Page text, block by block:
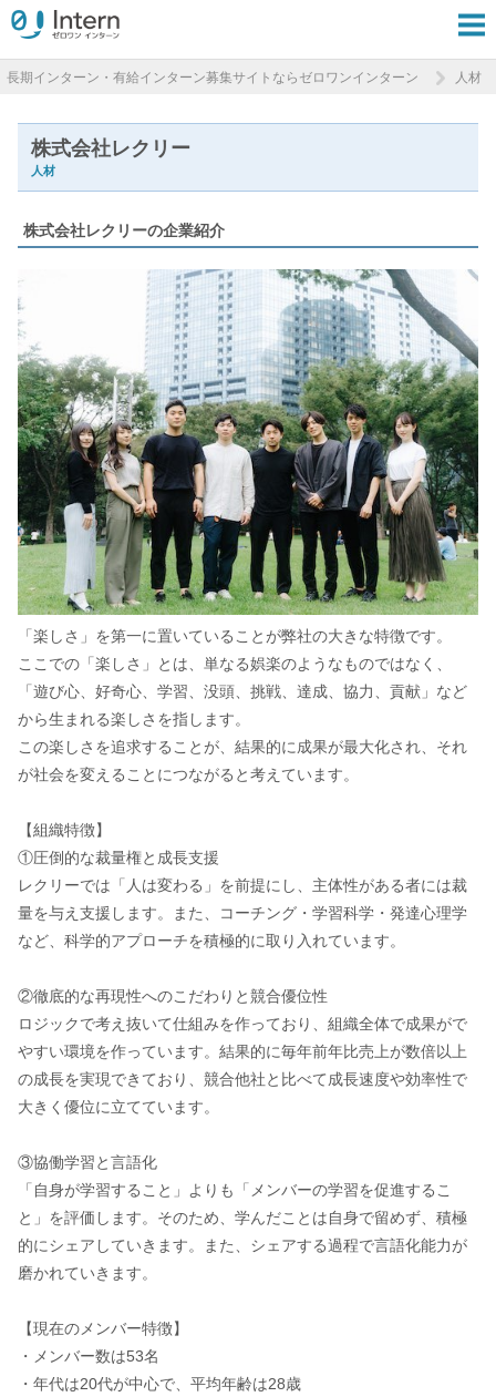
長期インターン・有給インターン募集サイトならゼロワンインターン 人材
株式会社レクリー
人材
株式会社レクリーの企業紹介
「楽しさ」を第一に置いていることが弊社の大きな特徴です。
ここでの「楽しさ」とは、単なる娯楽のようなものではなく、
「遊び心、好奇心、学習、没頭、挑戦、達成、協力、貢献」など
から生まれる楽しさを指します。
この楽しさを追求することが、結果的に成果が最大化され、それ
が社会を変えることにつながると考えています。
【組織特徴】
①圧倒的な裁量権と成長支援
レクリーでは「人は変わる」を前提にし、主体性がある者には裁
量を与え支援します。また、コーチング・学習科学・発達心理学
など、科学的アプローチを積極的に取り入れています。
②徹底的な再現性へのこだわりと競合優位性
ロジックで考え抜いて仕組みを作っており、組織全体で成果がで
やすい環境を作っています。結果的に毎年前年比売上が数倍以上
の成長を実現できており、競合他社と比べて成長速度や効率性で
大きく優位に立てています。
③協働学習と言語化
「自身が学習すること」よりも「メンバーの学習を促進するこ
と」を評価します。そのため、学んだことは自身で留めず、積極
的にシェアしていきます。また、シェアする過程で言語化能力が
磨かれていきます。
【現在のメンバー特徴】
・メンバー数は53名
・年代は20代が中心で、平均年齢は28歳